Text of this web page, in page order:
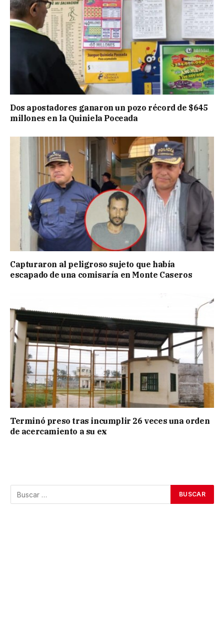
Dos apostadores ganaron un pozo récord de $645
millones en la Quiniela Poceada
Capturaron al peligroso sujeto que había
escapado de una comisaría en Monte Caseros
Terminó preso tras incumplir 26 veces una orden
de acercamiento a su ex